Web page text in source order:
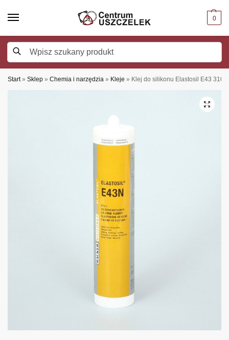
0
Start » Sklep » Chemia i narzędzia » Kleje » Klej do silikonu Elastosil E43 310